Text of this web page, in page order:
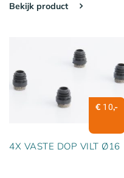
Bekijk product
€ 10,-
4X VASTE DOP VILT Ø16